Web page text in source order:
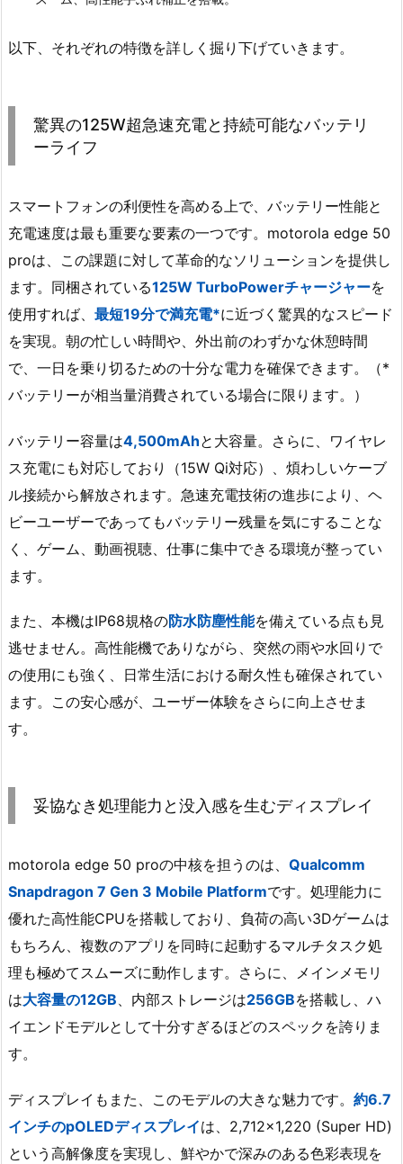
以下、それぞれの特徴を詳しく掘り下げていきます。
驚異の125W超急速充電と持続可能なバッテリ
ーライフ
スマートフォンの利便性を高める上で、バッテリー性能と
充電速度は最も重要な要素の一つです。motorola edge 50
proは、この課題に対して革命的なソリューションを提供し
ます。同梱されている125W TurboPowerチャージャーを
使用すれば、 最短19分で満充電*に近づく驚異的なスピード
を実現。朝の忙しい時間や、外出前のわずかな休憩時間
で、一日を乗り切るための十分な電力を確保できます。（*
バッテリーが相当量消費されている場合に限ります。）
バッテリー容量は4,500mAhと大容量。さらに、ワイヤレ
ス充電にも対応しており（15W Qi対応）、煩わしいケーブ
ル接続から解放されます。急速充電技術の進歩により、ヘ
ビーユーザーであってもバッテリー残量を気にすることな
く、ゲーム、動画視聴、仕事に集中できる環境が整ってい
ます。
また、本機はIP68規格の防水防塵性能を備えている点も見
逃せません。高性能機でありながら、突然の雨や水回りで
の使用にも強く、日常生活における耐久性も確保されてい
ます。この安心感が、ユーザー体験をさらに向上させま
す。
妥協なき処理能力と没入感を生むディスプレイ
motorola edge 50 proの中核を担うのは、 Qualcomm
Snapdragon 7 Gen 3 Mobile Platformです。処理能力に
優れた高性能CPUを搭載しており、負荷の高い3Dゲームは
もちろん、複数のアプリを同時に起動するマルチタスク処
理も極めてスムーズに動作します。さらに、メインメモリ
は大容量の12GB、内部ストレージは256GBを搭載し、ハ
イエンドモデルとして十分すぎるほどのスペックを誇りま
す。
ディスプレイもまた、このモデルの大きな魅力です。 約6.7
インチのpOLEDディスプレイは、2,712×1,220 (Super HD)
という高解像度を実現し、鮮やかで深みのある色彩表現を